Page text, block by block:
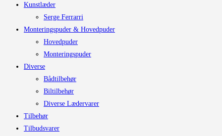
Kunstlæder
Serge Ferrarri
Monteringspuder & Hovedpuder
Hovedpuder
Monteringspuder
Diverse
Bådtilbehør
Biltilbehør
Diverse Lædervarer
Tilbehør
Tilbudsvarer